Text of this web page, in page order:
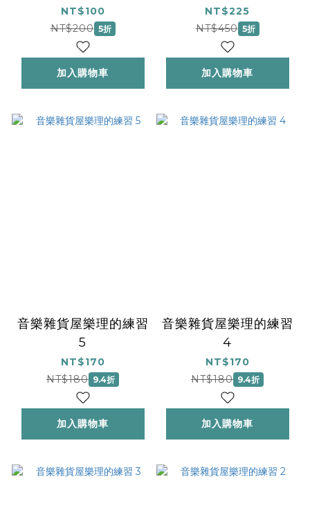
NT$100
NT$200 5折
加入購物車
NT$225
NT$450 5折
加入購物車
音樂雜貨屋樂理的練習
5
NT$170
NT$180 9.4折
加入購物車
音樂雜貨屋樂理的練習
4
NT$170
NT$180 9.4折
加入購物車